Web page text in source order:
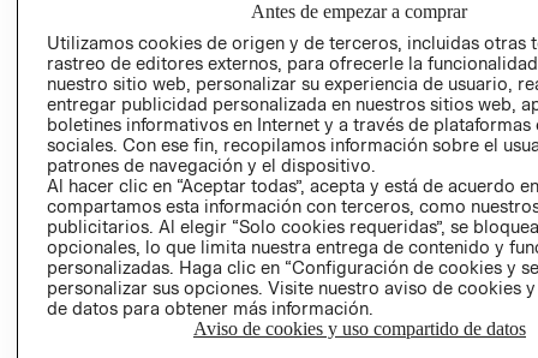
PRENSA
RELACIÓN CON
INVERSIONISTAS
POLÍTICA
EMPRESARIAL
- RETIRO EN
TIENDA
TÉRMINOS Y
CONDICIONES
PRIVACIDAD
GIFT CARD
AVISO DE
COOKIES
Antes de empezar a comprar
Utilizamos cookies de origen y de terceros, incluidas otras
rastreo de editores externos, para ofrecerle la
nuestro sitio web, personalizar su experiencia de usuario,
entregar publicidad personalizada en nuestros sitios web,
boletines informativos en Internet y a través de plataformas
sociales. Con ese fin, recopilamos información sobre el
patrones de navegación y el dispositivo.
Al hacer clic en “Aceptar todas”, acepta y está de acuerdo
compartamos esta información con terceros, como
publicitarios. Al elegir “Solo cookies requeridas”, se
opcionales, lo que limita nuestra entrega de contenido y
personalizadas. Haga clic en “Configuración de cookies y
personalizar sus opciones. Visite nuestro aviso de cookies
de datos para obtener más información.
Aviso de cookies y uso compartido de datos